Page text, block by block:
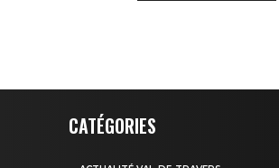
CATÉGORIES